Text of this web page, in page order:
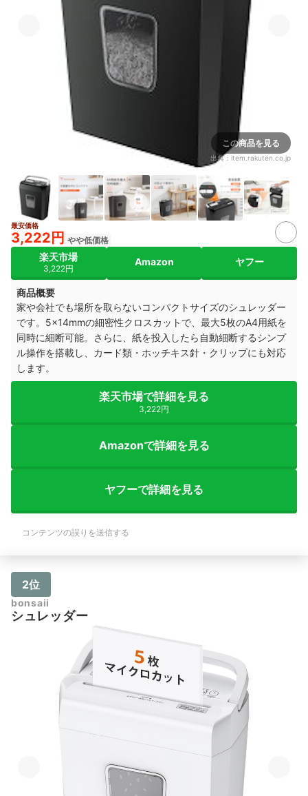
この商品を見る
出典： item.rakuten.co.jp
最安価格
3,222円 やや低価格
楽天市場
3,222円
Amazon ヤフー
商品概要
家や会社でも場所を取らないコンパクトサイズのシュレッダー
です。5×14mmの細密性クロスカットで、最大5枚のA4用紙を
同時に細断可能。さらに、紙を投入したら自動細断するシンプ
ル操作を搭載し、カード類・ホッチキス針・クリップにも対応
します。
楽天市場で詳細を見る
3,222円
Amazonで詳細を見る
ヤフーで詳細を見る
コンテンツの誤りを送信する
2位
bonsaii
シュレッダー